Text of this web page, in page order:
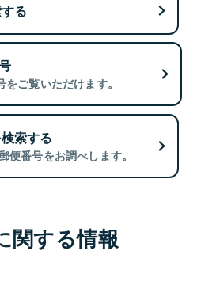
る
ご覧いただけます。
索する
便番号をお調べします。
関する情報